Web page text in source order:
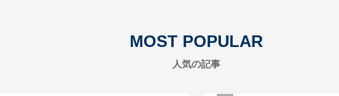
MOST POPULAR
人気の記事